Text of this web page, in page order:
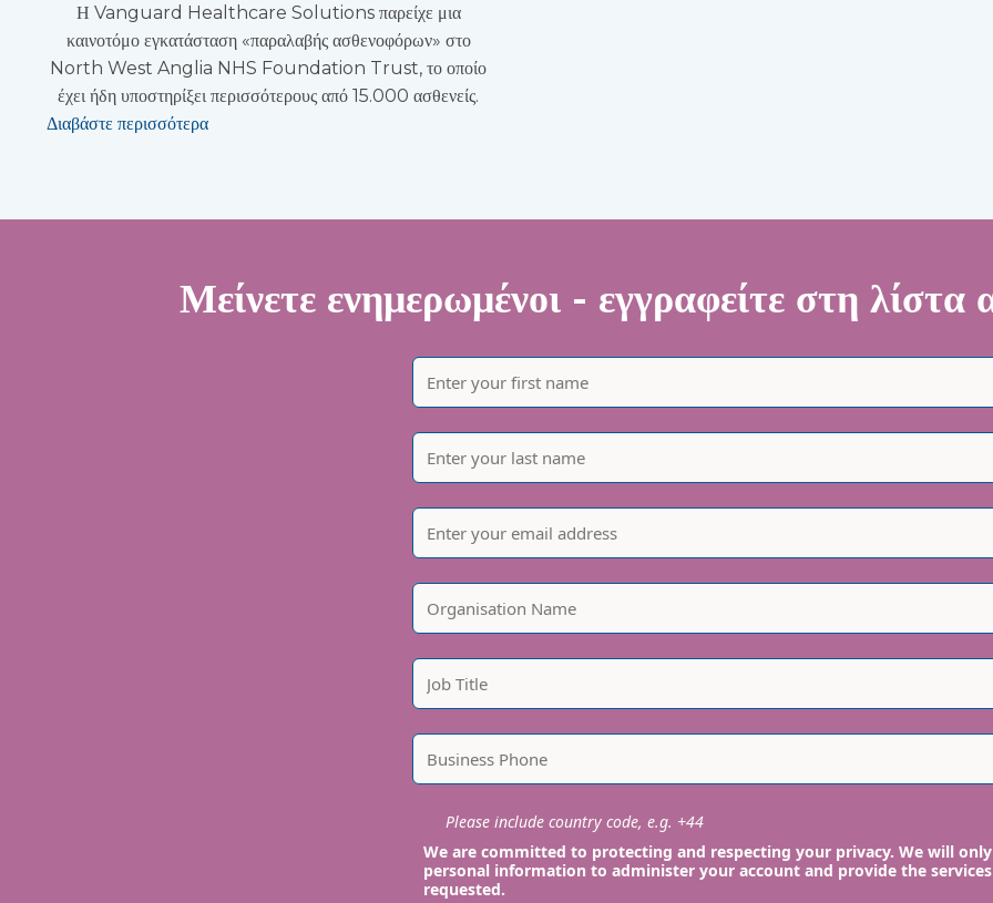
Η Vanguard Healthcare Solutions παρείχε μια
καινοτόμο εγκατάσταση «παραλαβής ασθενοφόρων» στο
North West Anglia NHS Foundation Trust, το οποίο
έχει ήδη υποστηρίξει περισσότερους από 15.000 ασθενείς.
Διαβάστε περισσότερα
Μείνετε ενημερωμένοι - εγγραφείτε στη λίστα
Please include country code, e.g. +44
We are committed to protecting and respecting your privacy. We will
personal information to administer your account and provide the services
requested.